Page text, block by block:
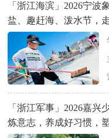
「浙江海滨」2026宁波
盐、趣赶海、泼水节，
「浙江军事」2026嘉
炼意志，养成好习惯，